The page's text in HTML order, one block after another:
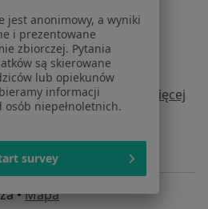
Neurologia Więcej
•Mapa
jest anonimowy, a wyniki
i prezentowane
zbiorczej. Pytania
są skierowane
lub opiekunów
informacji
niepełnoletnich.
survey